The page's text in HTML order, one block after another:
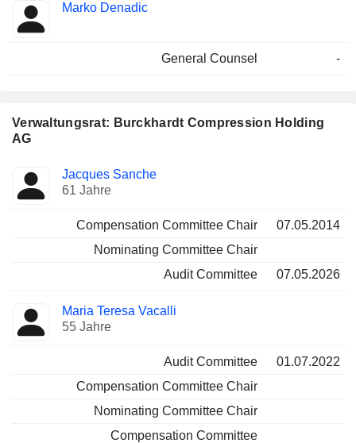
Marko Denadic
General Counsel -
Verwaltungsrat: Burckhardt Compression Holding
AG
Verwaltungsratsmitglied
Jacques Sanche
61 Jahre
Compensation Committee Chair
07.05.2014
Nominating Committee Chair
Audit Committee
07.05.2026
Maria Teresa Vacalli
55 Jahre
Audit Committee
01.07.2022
Compensation Committee Chair
Nominating Committee Chair
Compensation Committee